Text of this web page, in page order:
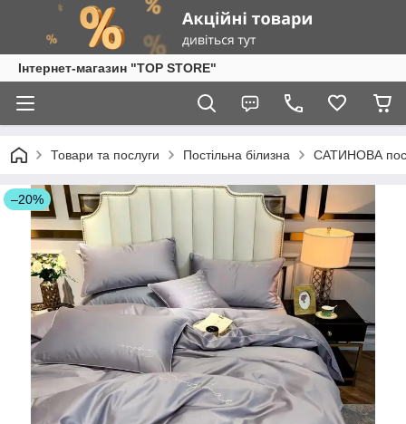
Інтернет-магазин "TOP STORE"
Товари та послуги Постільна білизна САТИНОВА
–20%